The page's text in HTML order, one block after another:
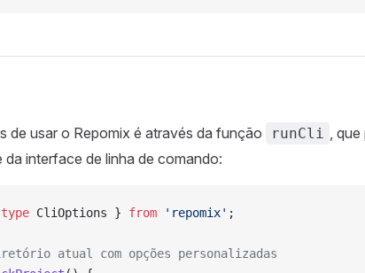
de usar o Repomix é através da função runCli ,
interface de linha de comando:
type CliOptions } from 'repomix' ;
atual com opções personalizadas